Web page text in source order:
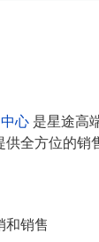
心 是星途高
供全方位的销
和销售